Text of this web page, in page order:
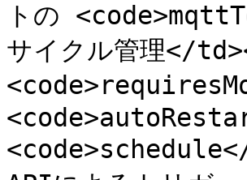
トの
サイクル管理</